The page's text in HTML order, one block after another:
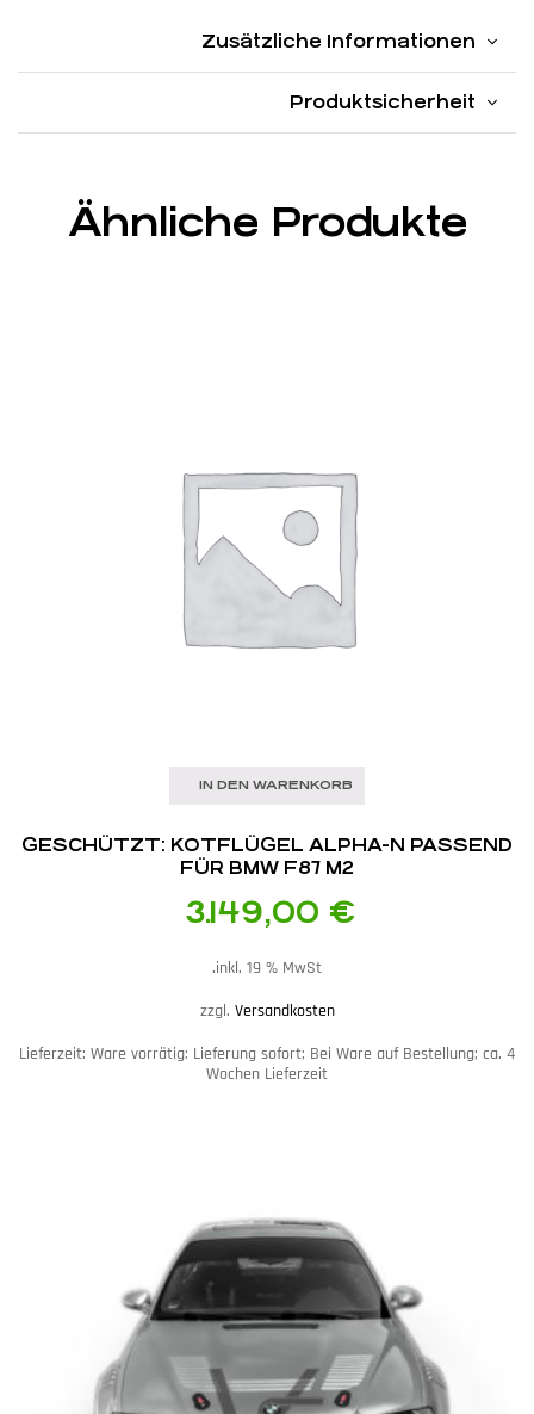
Zusätzliche Informationen
Produktsicherheit
Ähnliche Produkte
IN DEN WARENKORB
GESCHÜTZT: KOTFLÜGEL ALPHA-N PASSEND
FÜR BMW F87 M2
3.149,00 €
inkl. 19 % MwSt.
zzgl. Versandkosten
Lieferzeit: Ware vorrätig: Lieferung sofort; Bei Ware auf Bestellung; ca. 4
Wochen Lieferzeit